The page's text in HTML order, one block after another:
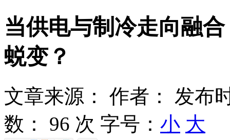
当供电与制冷走向融
蜕变？
文章来源： 作者：
发布
数： 96 次 字号： 小 大